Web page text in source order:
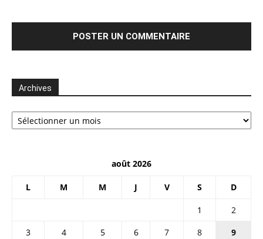
Archives
Archives
août 2026
L M M J V S D
1
2
3
4 5 6 7 8
9